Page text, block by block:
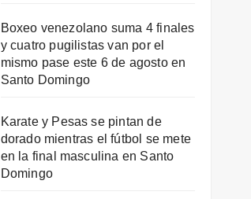
Boxeo venezolano suma 4 finales
y cuatro pugilistas van por el
mismo pase este 6 de agosto en
Santo Domingo
Karate y Pesas se pintan de
dorado mientras el fútbol se mete
en la final masculina en Santo
Domingo